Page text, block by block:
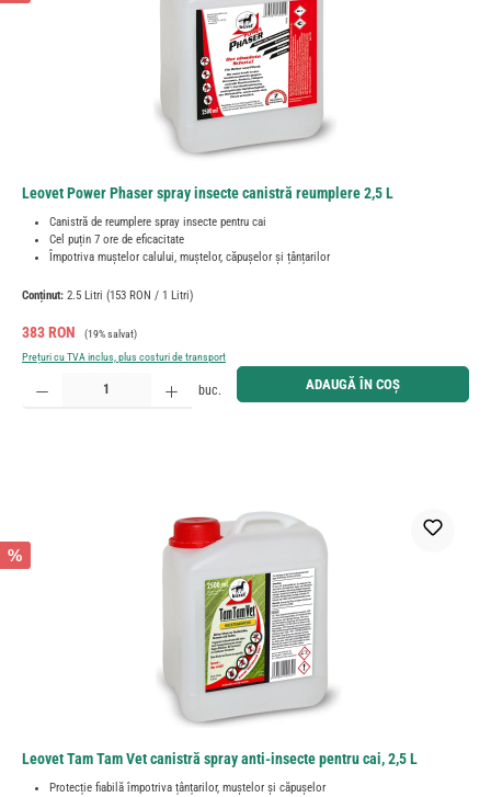
Leovet Power Phaser spray insecte canistră reumplere 2,5 L
Canistră de reumplere spray insecte pentru cai
Cel puțin 7 ore de eficacitate
Împotriva muștelor calului, muștelor, căpușelor și țânțarilor
Conținut: 2.5 Litri (153 RON / 1 Litri)
Preț de vânzare:
383 RON Preț obișnuit:
(19% salvat)
Prețuri cu TVA inclus, plus costuri de transport
Cantitate produs: Introduceți cantitatea dorită sau utilizați butoanele pentru a mări sau micșora
buc. ADAUGĂ ÎN COȘ
%
Leovet Tam Tam Vet canistră spray anti-insecte pentru cai, 2,5 L
Protecție fiabilă împotriva țânțarilor, muștelor și căpușelor